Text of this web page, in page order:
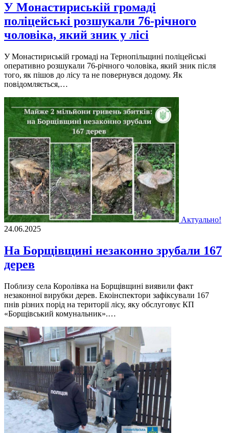
У Монастириській громаді
поліцейські розшукали 76-річного
чоловіка, який зник у лісі
У Монастириській громаді на Тернопільщині поліцейські
оперативно розшукали 76-річного чоловіка, який зник після
того, як пішов до лісу та не повернувся додому. Як
повідомляється,…
Актуально!
24.06.2025
На Борщівщині незаконно зрубали 167
дерев
Поблизу села Королівка на Борщівщині виявили факт
незаконної вирубки дерев. Екоінспектори зафіксували 167
пнів різних порід на території лісу, яку обслуговує КП
«Борщівський комунальник».…